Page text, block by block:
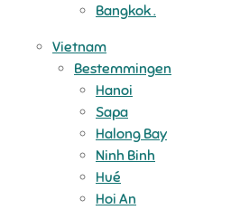
Bangkok .
Vietnam
Bestemmingen
Hanoi
Sapa
Halong Bay
Ninh Binh
Hué
Hoi An